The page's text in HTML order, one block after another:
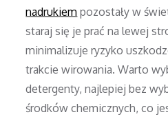
nadrukiem pozostały w
staraj się je prać na lewej
minimalizuje ryzyko
trakcie wirowania. Warto
detergenty, najlepiej bez
środków chemicznych, co